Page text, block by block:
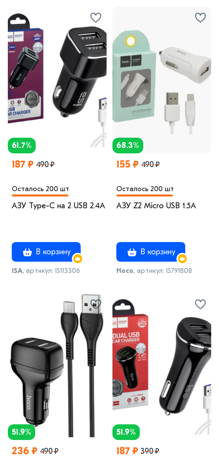
61.7%
187 ₽ 490 ₽
Осталось 200 шт
АЗУ Type-C на 2 USB 2.4A
В корзину
ISA, артикул: IS113306
68.3%
155 ₽ 490 ₽
Осталось 200 шт
АЗУ Z2 Micro USB 1.5A
В корзину
Hoco, артикул: IS791808
51.9%
236 ₽ 490 ₽
51.9%
187 ₽ 390 ₽